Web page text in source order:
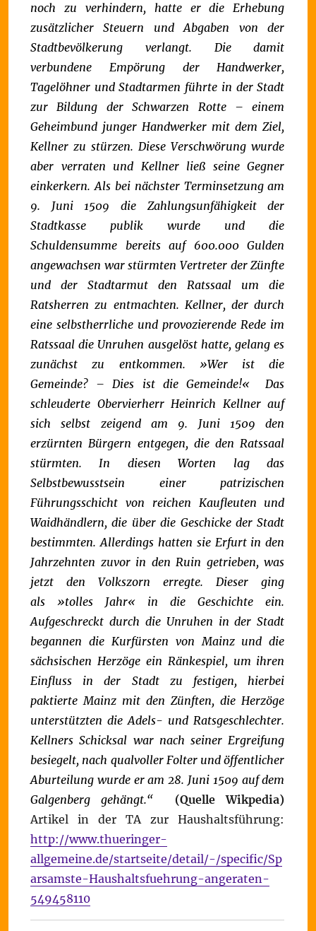
noch zu verhindern, hatte er die Erhebung
zusätzlicher Steuern und Abgaben von der
Stadtbevölkerung verlangt. Die damit
verbundene Empörung der Handwerker,
Tagelöhner und Stadtarmen führte in der Stadt
zur Bildung derSchwarzen Rotte – einem
Geheimbund junger Handwerker mit dem Ziel,
Kellner zu stürzen. Diese Verschwörung wurde
aber verraten und Kellner ließ seine Gegner
einkerkern.Als bei nächster Terminsetzung am
9. Juni 1509 die Zahlungsunfähigkeit der
Stadtkasse publik wurde und die
Schuldensumme bereits auf 600.000 Gulden
angewachsen war stürmten Vertreter der Zünfte
und der Stadtarmut den Ratssaal um die
Ratsherren zu entmachten. Kellner, der durch
eine selbstherrliche und provozierende Rede im
Ratssaal die Unruhen ausgelöst hatte, gelang es
zunächst zu entkommen. »Wer ist die
Gemeinde? – Dies ist die Gemeinde!« Das
schleuderte Obervierherr Heinrich Kellner auf
sich selbst zeigend am 9. Juni 1509 den
erzürnten Bürgern entgegen, die den Ratssaal
stürmten. In diesen Worten lag das
Selbstbewusstsein einer patrizischen
Führungsschicht von reichen Kaufleuten und
Waidhändlern, die über die Geschicke der Stadt
bestimmten. Allerdings hatten sie Erfurt in den
Jahrzehnten zuvor in den Ruin getrieben, was
jetzt den Volkszorn erregte.Dieser ging
als »tolles Jahr« in die Geschichte ein.
Aufgeschreckt durch die Unruhen in der Stadt
begannen die Kurfürsten von Mainz und die
sächsischen Herzöge ein Ränkespiel, um ihren
Einfluss in der Stadt zu festigen, hierbei
paktierte Mainz mit den Zünften, die Herzöge
unterstützten die Adels- und Ratsgeschlechter.
Kellners Schicksal war nach seiner Ergreifung
besiegelt, nach qualvoller Folter und öffentlicher
Aburteilung wurde er am 28. Juni 1509 auf dem
Galgenberg gehängt.“
(Quelle Wikpedia)
Artikel in der TA zur Haushaltsführung:
http://www.thueringer-
allgemeine.de/startseite/detail/-/specific/Sp
arsamste-Haushaltsfuehrung-angeraten-
549458110